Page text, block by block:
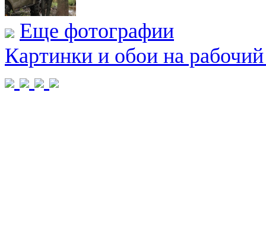
Еще фотографии
Картинки и обои на